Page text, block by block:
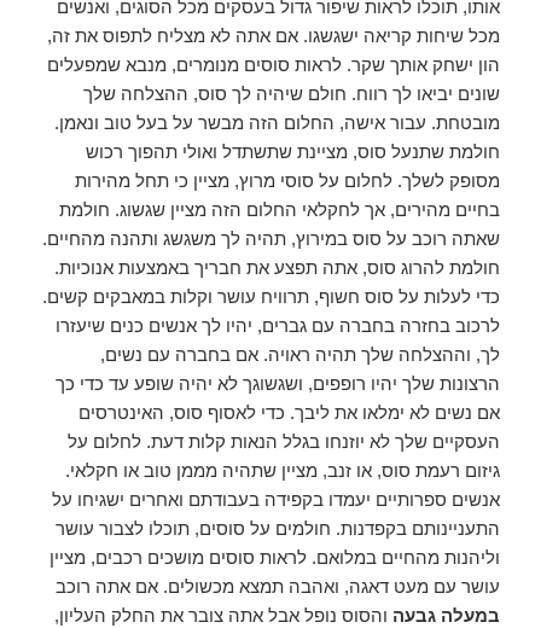
אותו, תוכלו לראות שיפור גדול בעסקים מכל הסוגים, ואנשים
מכל שיחות קריאה ישגשגו. אם אתה לא מצליח לתפוס את זה,
הון ישחק אותך שקר. לראות סוסים מנומרים, מנבא שמפעלים
שונים יביאו לך רווח. חולם שיהיה לך סוס, ההצלחה שלך
מובטחת. עבור אישה, החלום הזה מבשר על בעל טוב ונאמן.
חולמת שתנעל סוס, מציינת שתשתדל ואולי תהפוך רכוש
מסופק לשלך. לחלום על סוסי מרוץ, מציין כי תחל מהירות
בחיים מהירים, אך לחקלאי החלום הזה מציין שגשוג. חולמת
שאתה רוכב על סוס במירוץ, תהיה לך משגשג ותהנה מהחיים.
חולמת להרוג סוס, אתה תפצע את חבריך באמצעות אנוכיות.
כדי לעלות על סוס חשוף, תרוויח עושר וקלות במאבקים קשים.
לרכוב בחזרה בחברה עם גברים, יהיו לך אנשים כנים שיעזרו
לך, וההצלחה שלך תהיה ראויה. אם בחברה עם נשים,
הרצונות שלך יהיו רופפים, ושגשוגך לא יהיה שופע עד כדי כך
אם נשים לא ימלאו את ליבך. כדי לאסוף סוס, האינטרסים
העסקיים שלך לא יוזנחו בגלל הנאות קלות דעת. לחלום על
גיזום רעמת סוס, או זנב, מציין שתהיה מממן טוב או חקלאי.
אנשים ספרותיים יעמדו בקפידה בעבודתם ואחרים ישגיחו על
התעניינותם בקפדנות. חולמים על סוסים, תוכלו לצבור עושר
וליהנות מהחיים במלואם. לראות סוסים מושכים רכבים, מציין
עושר עם מעט דאגה, ואהבה תמצא מכשולים. אם אתה רוכב
במעלה גבעה והסוס נופל אבל אתה צובר את החלק העליון,